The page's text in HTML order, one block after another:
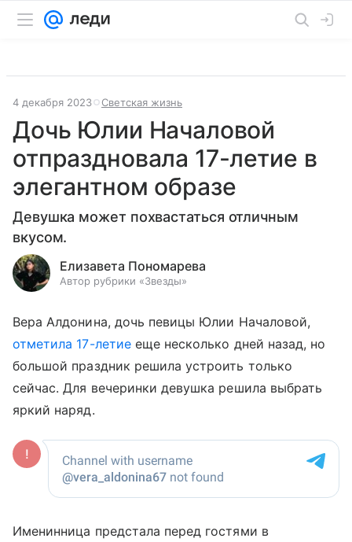
4 декабря 2023 Светская жизнь
Дочь Юлии Началовой
отпраздновала 17-летие в
элегантном образе
Девушка может похвастаться отличным
вкусом.
Елизавета Пономарева
Автор рубрики «Звезды»
Вера Алдонина, дочь певицы Юлии Началовой,
отметила 17-летиееще несколько дней назад, но
большой праздник решила устроить только
сейчас. Для вечеринки девушка решила выбрать
яркий наряд.
Именинница предстала перед гостями в